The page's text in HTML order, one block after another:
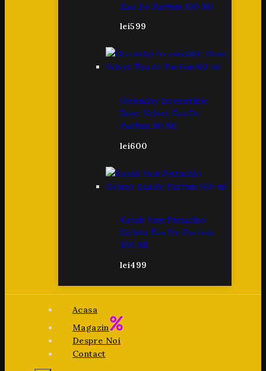
Eau De Parfum 100 Ml
lei599
Givenchy Irresistible
Rose Velvet Eau De
Parfum 80 Ml
lei600
Kayali Yum Pistachio
Gelato Eau De Parfum
100 Ml
lei499
Acasa
Magazin
Despre Noi
Contact